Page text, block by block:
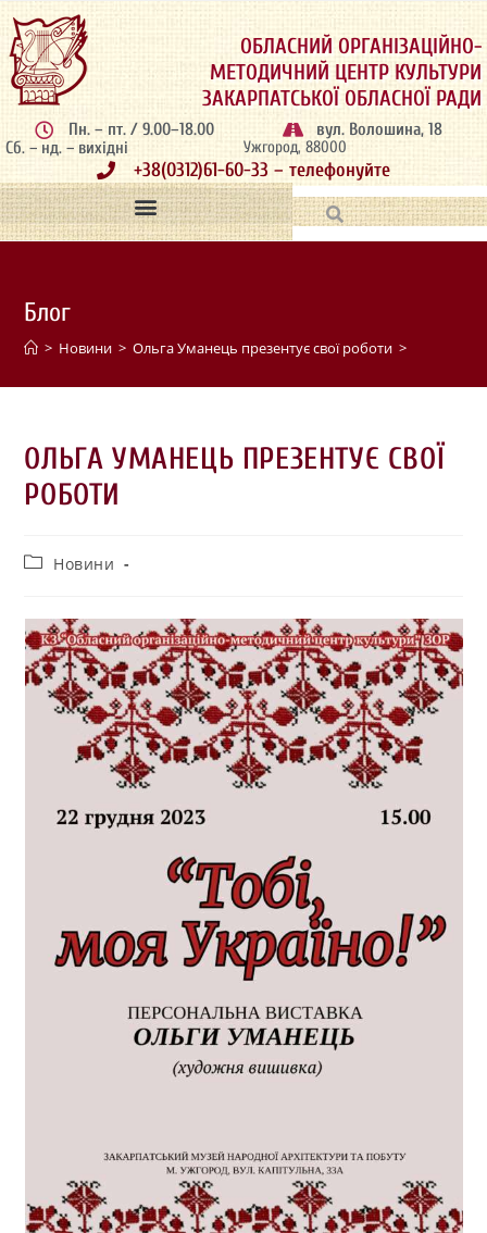
ОБЛАСНИЙ ОРГАНІЗАЦІЙНО-
МЕТОДИЧНИЙ ЦЕНТР КУЛЬТУРИ
ЗАКАРПАТСЬКОЇ ОБЛАСНОЇ РАДИ
Пн. – пт. / 9.00–18.00
Сб. – нд. – вихідні
вул. Волошина, 18
Ужгород, 88000
+38(0312)61-60-33 – телефонуйте
Блог
> Новини > Ольга Уманець презентує свої роботи >
ОЛЬГА УМАНЕЦЬ ПРЕЗЕНТУЄ СВОЇ
РОБОТИ
Новини